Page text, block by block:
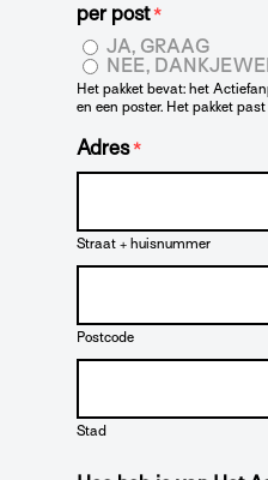
per post *
JA, GRAAG
NEE,
Het pakket bevat: het
en een poster. Het pakket
Adres *
Straat + huisnummer
Postcode
Stad